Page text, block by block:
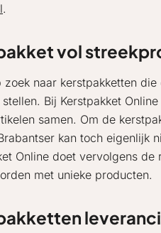
.
vol
zoek naar kerstpakketten
stellen. Bij Kerstpakket
samen. Om de
kan toch eigenlijk
Online doet vervolgens
met unieke producten.